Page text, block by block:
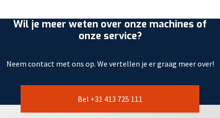
Wil je meer weten over onze machines of
onze service?
Neem contact met ons op. We vertellen je er graag meer over!
Bel +31 413 725 111